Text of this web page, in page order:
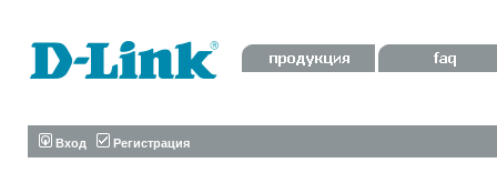
Вход Регистрация